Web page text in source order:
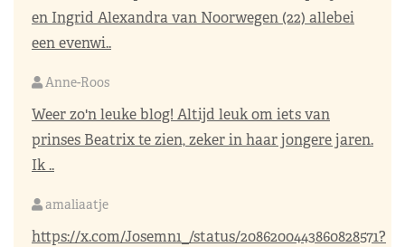
en Ingrid Alexandra van Noorwegen (22) allebei
een evenwi..
Anne-Roos
Weer zo'n leuke blog! Altijd leuk om iets van
prinses Beatrix te zien, zeker in haar jongere jaren.
Ik ..
amaliaatje
https://x.com/Josemn1_/status/2086200443860828571?